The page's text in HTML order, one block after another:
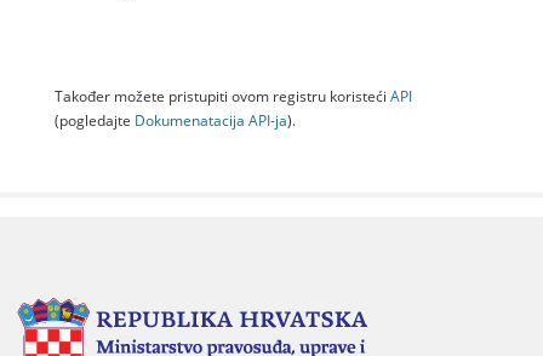
Također možete pristupiti ovom registru koristeći API
(pogledajte Dokumenаtаcijа API-jа).